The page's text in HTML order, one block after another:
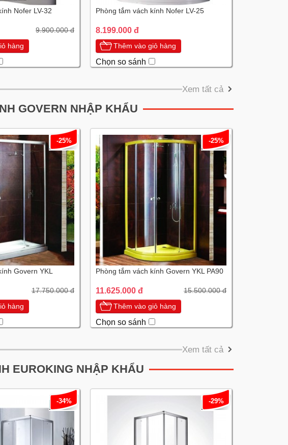
Nofer LV-32
9.900.000 đ
hàng
Phòng tắm vách kính Nofer LV-25
8.199.000 đ
Thêm vào giỏ hàng
Chọn so sánh
Xem tất cả
GOVERN NHẬP KHẨU
-25%
Govern YKL
17.750.000 đ
hàng
-25%
Phòng tắm vách kính Govern YKL PA90
11.625.000 đ 15.500.000 đ
Thêm vào giỏ hàng
Chọn so sánh
Xem tất cả
EUROKING NHẬP KHẨU
-34% -29%